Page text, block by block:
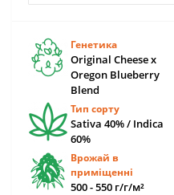
Генетика
Original Cheese x
Oregon Blueberry
Blend
Тип сорту
Sativa 40% / Indica
60%
Врожай в
приміщенні
500 - 550 г/г/м²